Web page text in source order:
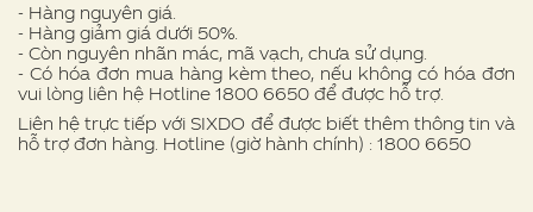
- Hàng nguyên giá.
- Hàng giảm giá dưới 50%.
- Còn nguyên nhãn mác, mã vạch, chưa sử dụng.
- Có hóa đơn mua hàng kèm theo, nếu không có hóa đơn
vui lòng liên hệ Hotline 1800 6650 để được hỗ trợ.
Liên hệ trực tiếp với SIXDO để được biết thêm thông tin và
hỗ trợ đơn hàng. Hotline (giờ hành chính) : 1800 6650